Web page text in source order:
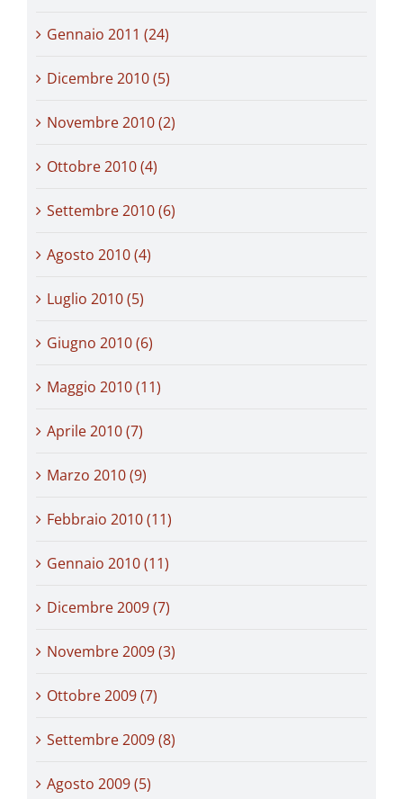
Gennaio 2011 (24)
Dicembre 2010 (5)
Novembre 2010 (2)
Ottobre 2010 (4)
Settembre 2010 (6)
Agosto 2010 (4)
Luglio 2010 (5)
Giugno 2010 (6)
Maggio 2010 (11)
Aprile 2010 (7)
Marzo 2010 (9)
Febbraio 2010 (11)
Gennaio 2010 (11)
Dicembre 2009 (7)
Novembre 2009 (3)
Ottobre 2009 (7)
Settembre 2009 (8)
Agosto 2009 (5)